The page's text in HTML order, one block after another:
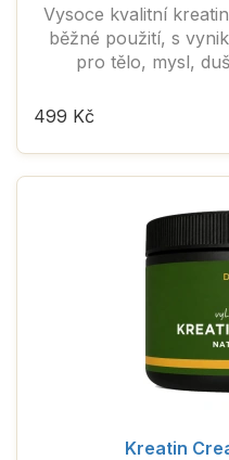
Vysoce kvalitní
běžné použití, s
pro tělo, mysl,
499 Kč
Kreatin